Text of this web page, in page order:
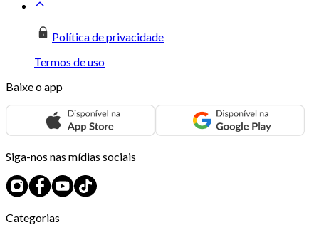
Política de privacidade
Termos de uso
Baixe o app
Siga-nos nas mídias sociais
Categorias